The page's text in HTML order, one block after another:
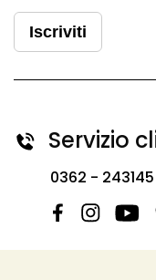
Iscriviti
Servizio
0362 -